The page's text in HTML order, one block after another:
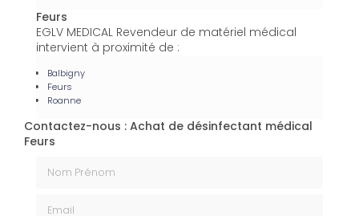
Feurs
EGLV MEDICAL Revendeur de matériel médical
intervient à proximité de :
Balbigny
Feurs
Roanne
Contactez-nous : Achat de désinfectant médical
Feurs